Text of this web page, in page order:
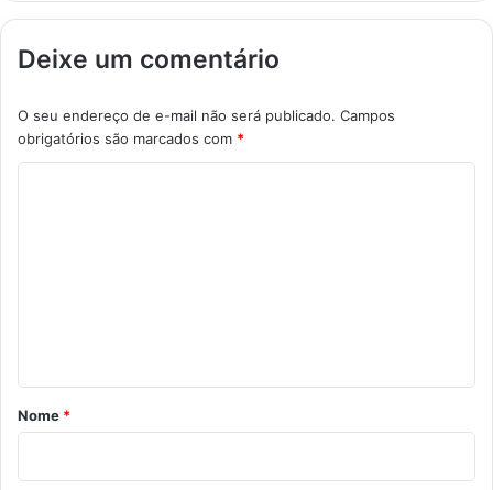
Deixe um comentário
O seu endereço de e-mail não será publicado. Campos
obrigatórios são marcados com *
r
o
Nome *